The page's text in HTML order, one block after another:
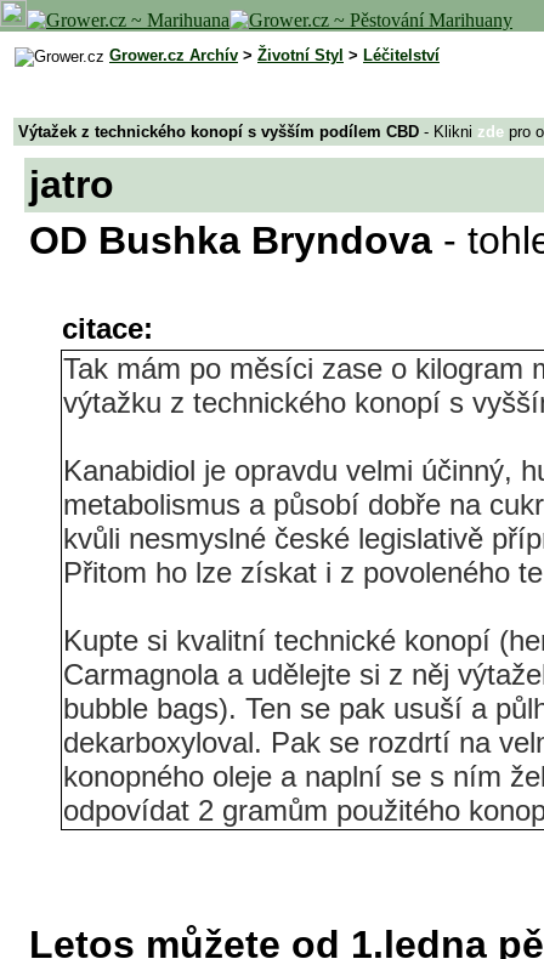
Grower.cz Archív > Životní Styl > Léčitelství
Výtažek z technického konopí s vyšším podílem CBD - Klikni zde pro
jatro
OD Bushka Bryndova -
citace:
Tak mám po měsíci zase o kilogram
výtažku z technického konopí s
Kanabidiol je opravdu velmi účinný,
metabolismus a působí dobře na
kvůli nesmyslné české legislativě
Přitom ho lze získat i z povoleného
Kupte si kvalitní technické konopí
Carmagnola a udělejte si z něj
bubble bags). Ten se pak usuší a
dekarboxyloval. Pak se rozdrtí na
konopného oleje a naplní se s ním
odpovídat 2 gramům použitého
Letos můžete od 1.ledna